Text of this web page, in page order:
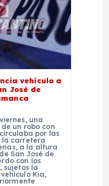
vehículo a
José de
una
un robo con
por las
la carretera
a la altura
San José de
con los
sujetos la
Kia,